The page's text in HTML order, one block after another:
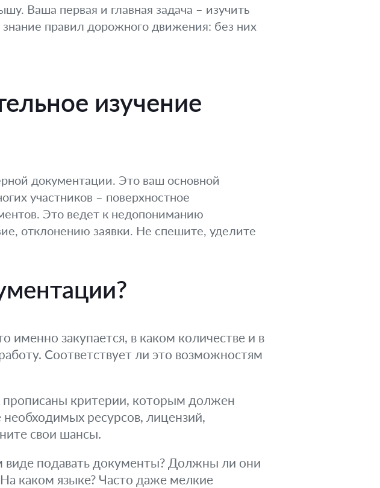
Ваша первая и главная задача – изучить
правил дорожного движения: без них
изучение
документации. Это ваш основной
участников – поверхностное
Это ведет к недопониманию
отклонению заявки. Не спешите, уделите
именно закупается, в каком количестве и в
Соответствует ли это возможностям
прописаны критерии, которым должен
ресурсов, лицензий,
свои шансы.
виде подавать документы? Должны ли они
каком языке? Часто даже мелкие